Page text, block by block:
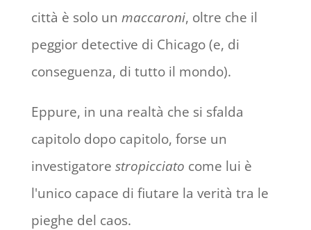
città è solo un maccaroni, oltre che il
peggior detective di Chicago (e, di
conseguenza, di tutto il mondo).
Eppure, in una realtà che si sfalda
capitolo dopo capitolo, forse un
investigatore stropicciato come lui è
l'unico capace di fiutare la verità tra le
pieghe del caos.